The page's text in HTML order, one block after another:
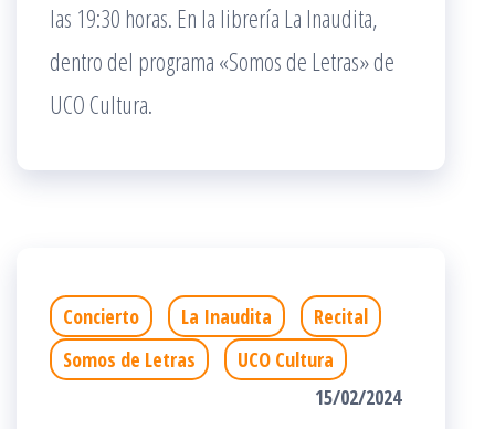
las 19:30 horas. En la librería La Inaudita,
dentro del programa «Somos de Letras» de
UCO Cultura.
Concierto La Inaudita
Recital
Somos de Letras
UCO Cultura
15/02/2024